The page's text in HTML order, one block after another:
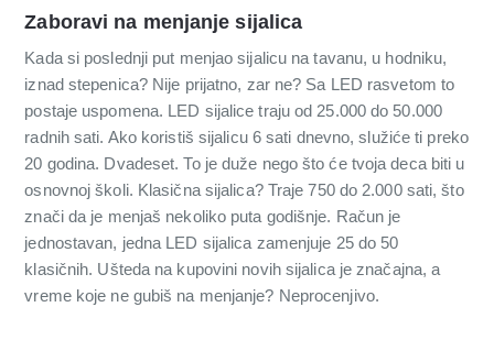
Zaboravi na menjanje sijalica
Kada si poslednji put menjao sijalicu na tavanu, u hodniku,
iznad stepenica? Nije prijatno, zar ne? Sa LED rasvetom to
postaje uspomena. LED sijalice traju od 25.000 do 50.000
radnih sati. Ako koristiš sijalicu 6 sati dnevno, služiće ti preko
20 godina. Dvadeset. To je duže nego što će tvoja deca biti u
osnovnoj školi. Klasična sijalica? Traje 750 do 2.000 sati, što
znači da je menjaš nekoliko puta godišnje. Račun je
jednostavan, jedna LED sijalica zamenjuje 25 do 50
klasičnih. Ušteda na kupovini novih sijalica je značajna, a
vreme koje ne gubiš na menjanje? Neprocenjivo.